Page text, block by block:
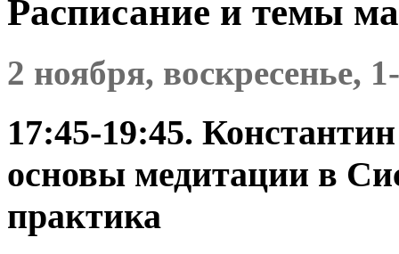
Расписание и темы
2 ноября, воскресенье,
17:45-19:45.
основы медитации в
практика